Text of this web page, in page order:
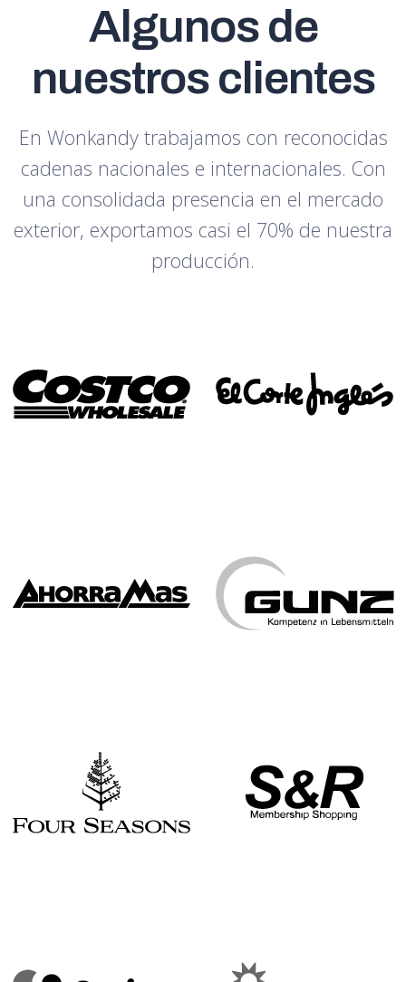
Algunos de
nuestros clientes
En Wonkandy trabajamos con reconocidas
cadenas nacionales e internacionales. Con
una consolidada presencia en el mercado
exterior, exportamos casi el 70% de nuestra
producción.